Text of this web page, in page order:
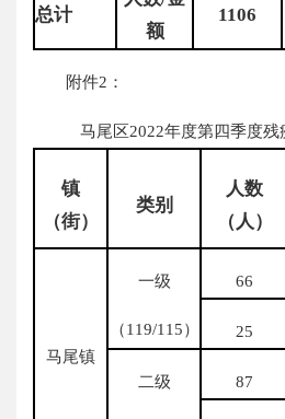
总计
额
1106
附件2：
马尾区2022年度第四季度残
镇
（街）
类别
人数
（人）
马尾镇
一级
（119/115）
66
25
二级 87